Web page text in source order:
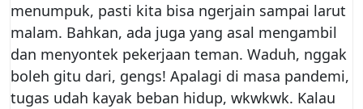
menumpuk, pasti kita bisa ngerjain sampai larut
malam. Bahkan, ada juga yang asal mengambil
dan menyontek pekerjaan teman. Waduh, nggak
boleh gitu dari, gengs! Apalagi di masa pandemi,
tugas udah kayak beban hidup, wkwkwk. Kalau